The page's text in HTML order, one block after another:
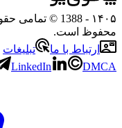
- 1388 © تمامی حقوق
است.
با ما
تبلیغات
LinkedIn